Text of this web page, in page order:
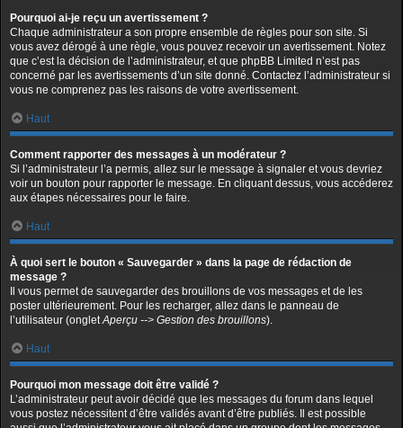
Pourquoi ai-je reçu un avertissement ?
Chaque administrateur a son propre ensemble de règles pour son site. Si
vous avez dérogé à une règle, vous pouvez recevoir un avertissement. Notez
que c’est la décision de l’administrateur, et que phpBB Limited n’est pas
concerné par les avertissements d’un site donné. Contactez l’administrateur si
vous ne comprenez pas les raisons de votre avertissement.
Haut
Comment rapporter des messages à un modérateur ?
Si l’administrateur l’a permis, allez sur le message à signaler et vous devriez
voir un bouton pour rapporter le message. En cliquant dessus, vous accéderez
aux étapes nécessaires pour le faire.
Haut
À quoi sert le bouton « Sauvegarder » dans la page de rédaction de
message ?
Il vous permet de sauvegarder des brouillons de vos messages et de les
poster ultérieurement. Pour les recharger, allez dans le panneau de
l’utilisateur (ongletAperçu --> Gestion des brouillons).
Haut
Pourquoi mon message doit être validé ?
L’administrateur peut avoir décidé que les messages du forum dans lequel
vous postez nécessitent d’être validés avant d’être publiés. Il est possible